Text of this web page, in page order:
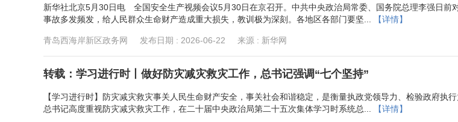
新华社北京5月30日电 全国安全生产视频会议5月30日在京召开。中共中央政治局常委、国务院总理李强日
事故多发频发，给人民群众生命财产造成重大损失，教训极为深刻。各地区各部门要坚...
【详情】
青岛西海岸新区政务网 发布日期 : 2026-06-22 来源 : 新华网
转载：学习进行时丨做好防灾减灾救灾工作，总书记强调“七个坚持”
【学习进行时】防灾减灾救灾事关人民生命财产安全，事关社会和谐稳定，是衡量执政党领导力、检验政府
总书记高度重视防灾减灾救灾工作，在二十届中央政治局第二十五次集体学习时系统总...
【详情】